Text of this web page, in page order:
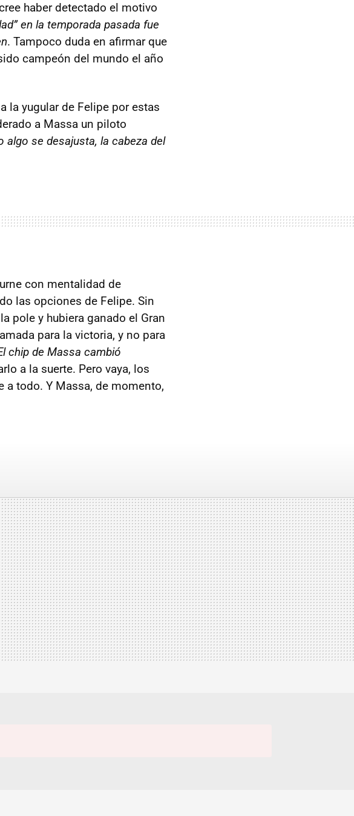
haber detectado el motivo
en la temporada pasada fue
. Tampoco duda en afirmar que
campeón del mundo el año
la yugular de Felipe por estas
a Massa un piloto
algo se desajusta, la cabeza del
con mentalidad de
las opciones de Felipe. Sin
pole y hubiera ganado el Gran
para la victoria, y no para
chip de Massa cambió
a la suerte. Pero vaya, los
todo. Y Massa, de momento,